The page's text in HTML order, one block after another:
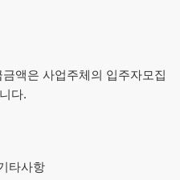
액은 사업주체의 입주자모집
다.
타사항